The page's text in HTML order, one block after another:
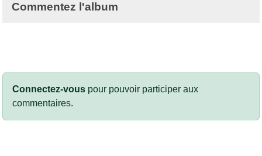
Commentez l'album
Connectez-vous pour pouvoir participer aux
commentaires.